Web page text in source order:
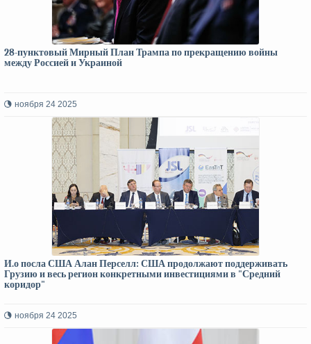
28-пунктовый Мирный План Трампа по прекращению войны
между Россией и Украиной
ноября 24 2025
И.о посла США Алан Перселл: США продолжают поддерживать
Грузию и весь регион конкретными инвестициями в "Средний
коридор"
ноября 24 2025